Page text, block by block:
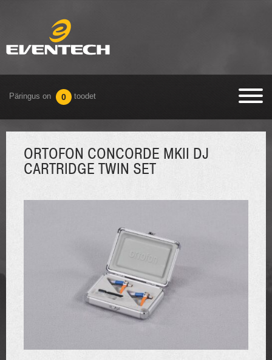
Päringus on 0 toodet
ORTOFON CONCORDE MKII DJ
CARTRIDGE TWIN SET